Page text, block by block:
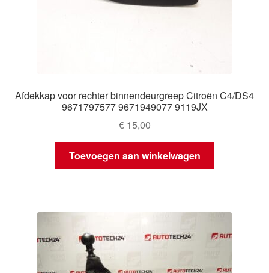
Afdekkap voor rechter binnendeurgreep Citroën C4/DS4
9671797577 9671949077 9119JX
€15,00
Toevoegen aan winkelwagen